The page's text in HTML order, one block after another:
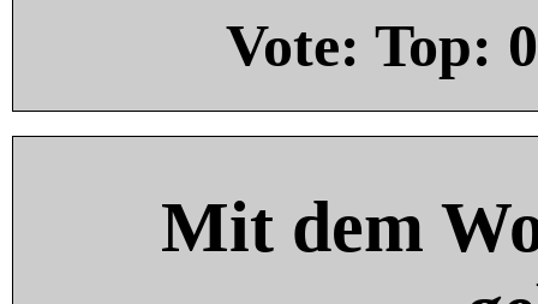
Vote: Top: 0
Mit dem